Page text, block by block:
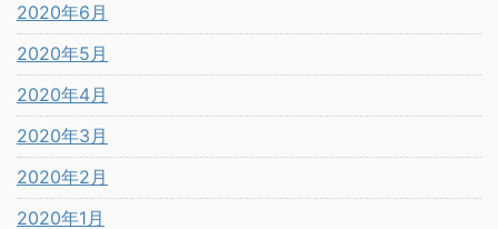
2020年6月
2020年5月
2020年4月
2020年3月
2020年2月
2020年1月